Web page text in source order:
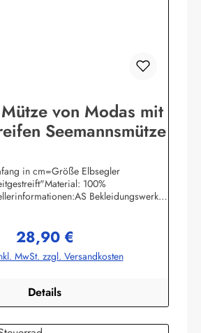
von Modas mit
Seemannsmütze
in cm=Größe Elbsegler
100%
Bekleidungswerk
Regulärer Preis:
28,90 €
MwSt. zzgl. Versandkosten
Details